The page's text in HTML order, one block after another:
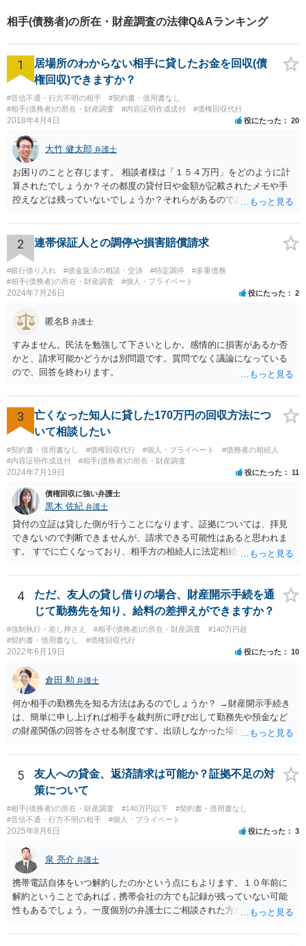
供しております。お気軽に、
ご相談ください。
相手(債務者)の所在・財産調査の法律Q&Aランキング
1
居場所のわからない相手に貸したお金を回収(債
権回収)できますか？
#音信不通・行方不明の相手
#契約書・借用書なし
#相手(債務者)の所在・財産調査
#内容証明作成送付 #債権回収代行
2018年4月4日 役にたった 20
大竹 健太郎 弁護士
お困りのことと存じます。 相談者様は「１５４万円」をどのように計
算されたでしょうか？その都度の貸付日や金額が記載されたメモや手
控えなどは残っていないでしょうか？それらがあるのであればメール
です。 彼の住所については住民票上の住所であれば調査することは可
能です。 弁護士に依頼した際の費用にいては現在弁護士費用が自由化
されており法律事務所によって異なりますので、あくまで目安となり
ますが、交渉を依頼すると①着手金が請求額×8％or10万円の高い方、
②成功報酬が16％、③実費というところでしょうか。法律事務所によ
っては別途日当を請求するところもあると思います。 勝訴の見込みや
お伺いできればお伝えさせていただきますので、宜しければ、個別に
2 連帯保証人との調停や損害賠償請求
#銀行借り入れ #借金返済の相談・交渉 #特定調停
#多重債務
#相手(債務者)の所在・財産調査
#個人・プライベート
2024年7月26日 役にたった 2
匿名B 弁護士
すみません。民法を勉強して下さいとしか。感情的に損害があるか否
かと、請求可能かどうかは別問題です。質問でなく議論になっている
ので、回答を終わります。
3
亡くなった知人に貸した170万円の回収方法につ
いて相談したい
#契約書・借用書なし #債権回収代行 #個人・プライベート
#債務者の相続人
#内容証明作成送付
#相手(債務者)の所在・財産調査
2024年7月19日 役にたった 11
債権回収に強い弁護士
黒木 佐紀 弁護士
貸付の立証は貸した側が行うことになります。証拠については、拝見
できないので判断できませんが、請求できる可能性はあると思われま
す。 すでに亡くなっており、相手方の相続人に法定相続分に応じて請
が難しくなります。 お早めに相続人に請求していくか、それが難しい
場合は、弁護士に相談されるのがよろしいかと思います。
4
ただ、友人の貸し借りの場合、財産開示手続を通
じて勤務先を知り、給料の差押えができますか？
#強制執行・差し押さえ #相手(債務者)の所在・財産調査
#140万円超
#契約書・借用書なし
#債権回収代行
2022年6月19日 役にたった 10
倉田 勲 弁護士
何か相手の勤務先を知る方法はあるのでしょうか？ →財産開示手続き
は、簡単に申し上げれば相手を裁判所に呼び出して勤務先や預金など
の財産関係の回答をさせる制度です。出頭しなかった場合や虚偽の回
で相手を呼び出して回答させることで勤務先を知ることができます。
財産開示手続きは確定判決があれば可能ですので、ご指摘のような請
求権がなければ利用できない制度というわけではありません。そのよ
うな請求権がないと利用できないのは第三者に対する情報取得手続き
というものです。
5
友人への貸金、返済請求は可能か？証拠不足の対
策について
#相手(債務者)の所在・財産調査 #140万円以下
#契約書・借用書なし
#音信不通・行方不明の相手
#個人・プライベート
2025年8月6日 役にたった 3
泉 亮介 弁護士
携帯電話自体をいつ解約したのかという点にもよります。１０年前に
解約ということであれば，携帯会社の方でも記録が残っていない可能
性もあるでしょう。一度個別の弁護士にご相談された方が良いかと思